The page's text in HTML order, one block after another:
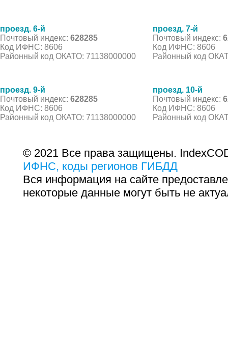
проезд. 6-й
Почтовый индекс: 628285
Код ИФНС: 8606
Районный код ОКАТО: 71138000000
проезд. 7-й
Почтовый индекс:
Код ИФНС: 8606
Районный код
проезд. 9-й
Почтовый индекс: 628285
Код ИФНС: 8606
Районный код ОКАТО: 71138000000
проезд. 10-й
Почтовый индекс:
Код ИФНС: 8606
Районный код
© 2021 Все права защищены.
ИФНС, коды регионов ГИБДД
Вся информация на сайте
некоторые данные могут быть не